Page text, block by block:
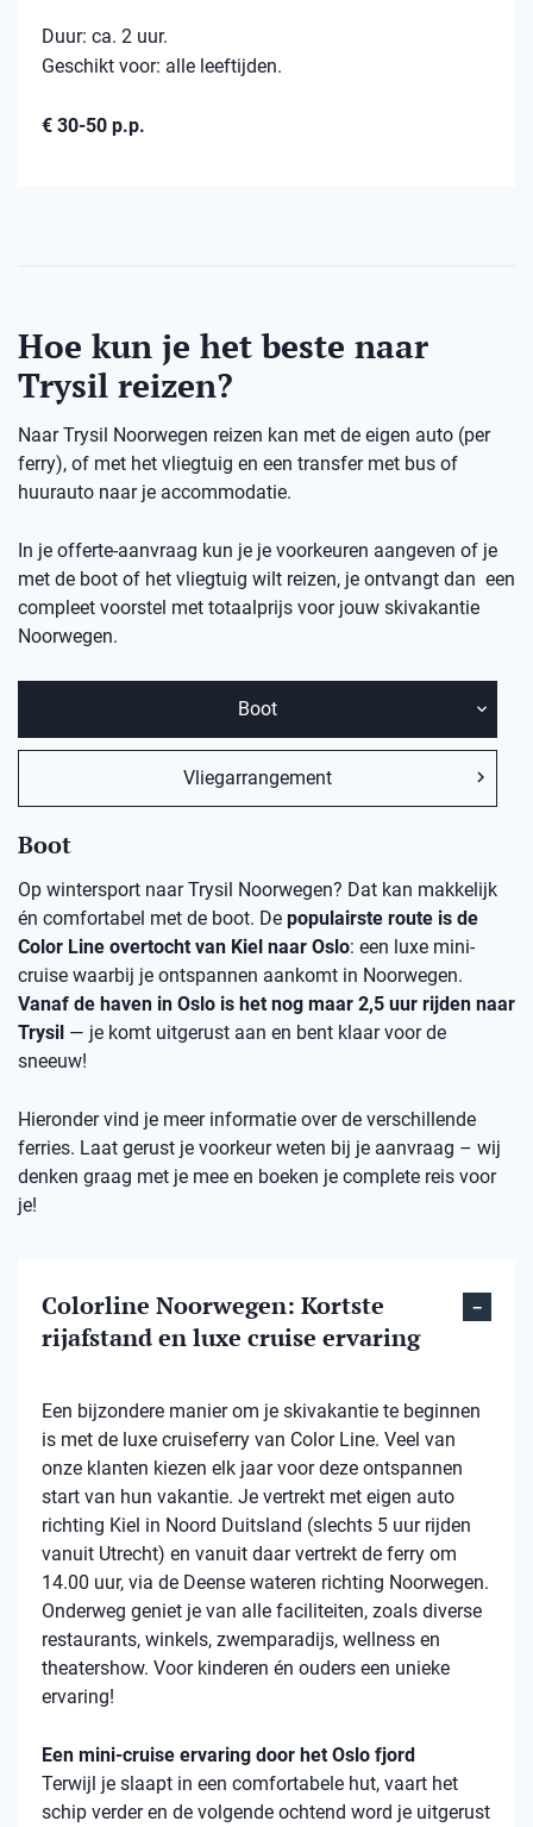
Duur: ca. 2 uur.
Geschikt voor: alle leeftijden.
€ 30-50 p.p.
Hoe kun je het beste naar
Trysil reizen?
Naar Trysil Noorwegen reizen kan met de eigen auto (per
ferry), of met het vliegtuig en een transfer met bus of
huurauto naar je accommodatie.
In je offerte-aanvraag kun je je voorkeuren aangeven of je
met de boot of het vliegtuig wilt reizen, je ontvangt dan een
compleet voorstel met totaalprijs voor jouw skivakantie
Noorwegen.
Boot
Vliegarrangement
Boot
Op wintersport naar Trysil Noorwegen? Dat kan makkelijk
én comfortabel met de boot. De populairste route is de
Color Line overtocht van Kiel naar Oslo: een luxe mini-
cruise waarbij je ontspannen aankomt in Noorwegen.
Vanaf de haven in Oslo is het nog maar 2,5 uur rijden naar
Trysil — je komt uitgerust aan en bent klaar voor de
sneeuw!
Hieronder vind je meer informatie over de verschillende
ferries. Laat gerust je voorkeur weten bij je aanvraag – wij
denken graag met je mee en boeken je complete reis voor
je!
Colorline Noorwegen: Kortste
rijafstand en luxe cruise ervaring
Een bijzondere manier om je skivakantie te beginnen
is met de luxe cruiseferry van Color Line. Veel van
onze klanten kiezen elk jaar voor deze ontspannen
start van hun vakantie. Je vertrekt met eigen auto
richting Kiel in Noord Duitsland (slechts 5 uur rijden
vanuit Utrecht) en vanuit daar vertrekt de ferry om
14.00 uur, via de Deense wateren richting Noorwegen.
Onderweg geniet je van alle faciliteiten, zoals diverse
restaurants, winkels, zwemparadijs, wellness en
theatershow. Voor kinderen én ouders een unieke
ervaring!
Een mini-cruise ervaring door het Oslo fjord
Terwijl je slaapt in een comfortabele hut, vaart het
schip verder en de volgende ochtend word je uitgerust